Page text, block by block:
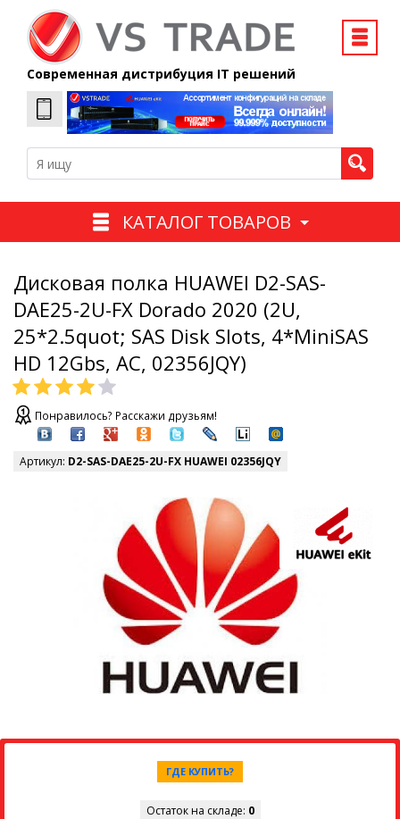
Современная дистрибуция IT решений
КАТАЛОГ ТОВАРОВ
Дисковая полка HUAWEI D2-SAS-
DAE25-2U-FX Dorado 2020 (2U,
25*2.5quot; SAS Disk Slots, 4*MiniSAS
HD 12Gbs, AC, 02356JQY)
Понравилось? Расскажи друзьям!
Артикул: D2-SAS-DAE25-2U-FX HUAWEI 02356JQY
ГДЕ КУПИТЬ?
Остаток на складе: 0